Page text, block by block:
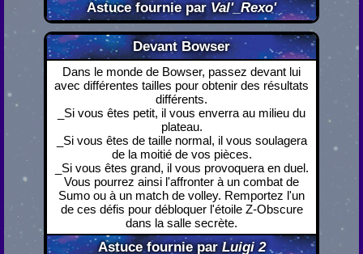
Astuce fournie parVal'_Rexo'
Devant Bowser
Astuce fournie parLuigi 2
Dans le monde de Bowser, passez devant lui
avec différentes tailles pour obtenir des résultats
différents.
_Si vous êtes petit, il vous enverra au milieu du
plateau.
_Si vous êtes de taille normal, il vous soulagera
de la moitié de vos pièces.
_Si vous êtes grand, il vous provoquera en duel.
Vous pourrez ainsi l'affronter à un combat de
Sumo ou à un match de volley. Remportez l'un
de ces défis pour débloquer l'étoile Z-Obscure
dans la salle secrète.